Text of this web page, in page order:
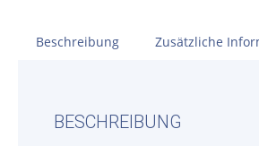
Beschreibung Zusätzliche
BESCHREIBUNG